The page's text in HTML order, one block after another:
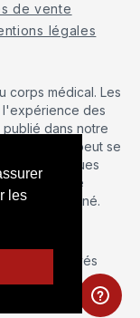
les
de vente
légales
corps médical. Les
l'expérience des
dans notre
ne peut se
Les techniques
quelconque
ou d'un soigné.
droits réservés